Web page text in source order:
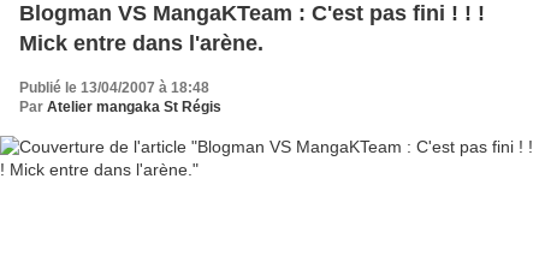
Blogman VS MangaKTeam : C'est pas fini ! ! !
Mick entre dans l'arène.
Publié le 13/04/2007 à 18:48
Par Atelier mangaka St Régis